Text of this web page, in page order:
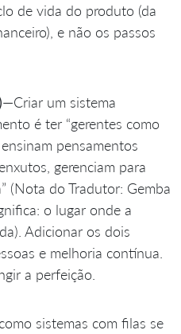
de vida do produto (da
e não os passos
—Criar um sistema
é ter “gerentes como
pensamentos
gerenciam para
(Nota do Tradutor: Gemba
o lugar onde a
Adicionar os dois
e melhoria contínua.
a perfeição.
sistemas com filas se